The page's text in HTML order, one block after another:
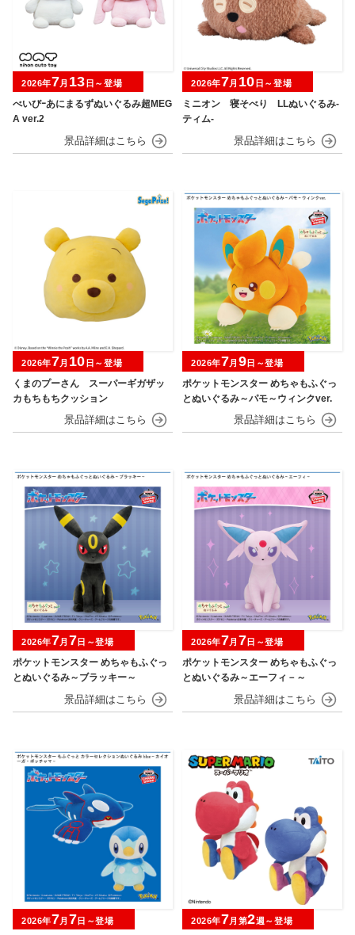
べいびｰあにまるずぬいぐるみ超MEG
A ver.2
2026年7月 13 日～登場
ミニオン 寝そべり LLぬいぐるみ‐
ティム‐
2026年7月 10 日～登場
くまのプーさん スーパーギガザッ
カもちもちクッション
2026年7月 10 日～登場
ポケットモンスター めちゃもふぐっ
とぬいぐるみ～パモ～ウィンクver.
2026年7月 9日～登場
ポケットモンスター めちゃもふぐっ
とぬいぐるみ～ブラッキー～
2026年7月 7日～登場
ポケットモンスター めちゃもふぐっ
とぬいぐるみ～エーフィ－～
2026年7月 7日～登場
2026年7月 7日～登場 2026年7月第2週～登場